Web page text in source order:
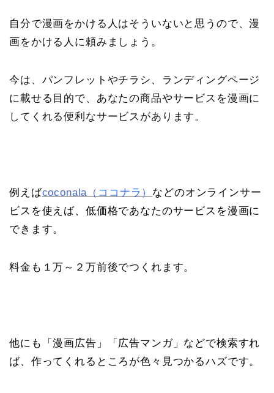
自分で漫画をかける人はそういないと思うので、漫
画をかける人に頼みましょう。
今は、パンフレットやチラシ、ランディングページ
に載せる目的で、あなたの商品やサービスを漫画に
してくれる便利なサービスがあります。
例えばcoconala（ココナラ） などのオンラインサー
ビスを使えば、低価格であなたのサービスを漫画に
できます。
料金も１万～２万前後でつくれます。
他にも「漫画広告」「広告マンガ」などで検索すれ
ば、作ってくれるところが色々見つかるハズです。